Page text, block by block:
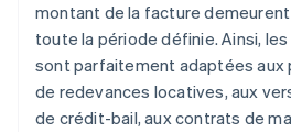
montant de la facture
toute la période définie. Ainsi,
sont parfaitement adaptées aux
de redevances locatives, aux
de crédit-bail, aux contrats de